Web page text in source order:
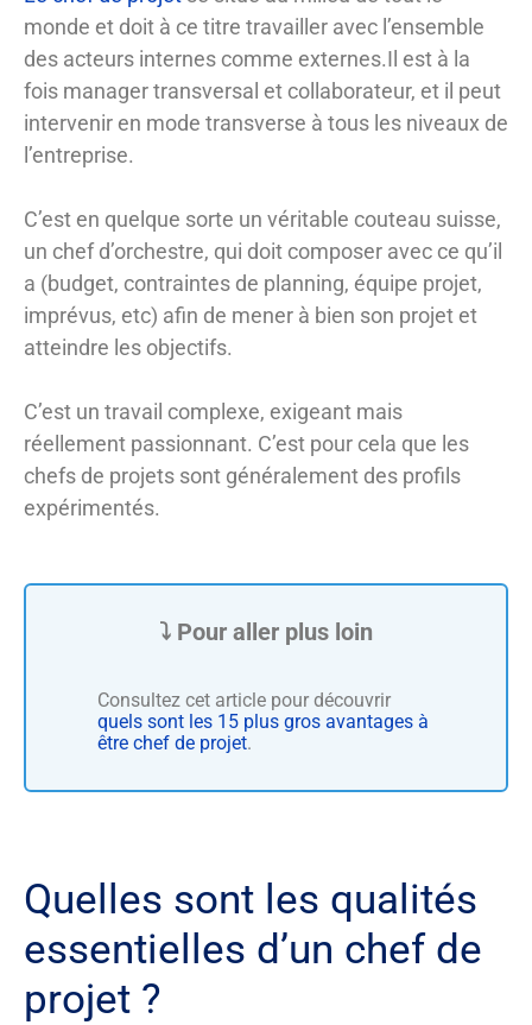
monde et doit à ce titre travailler avec l’ensemble
des acteurs internes comme externes.Il est à la
fois manager transversal et collaborateur, et il peut
intervenir en mode transverse à tous les niveaux de
l’entreprise.
C’est en quelque sorte un véritable couteau suisse,
un chef d’orchestre, qui doit composer avec ce qu’il
a (budget, contraintes de planning, équipe projet,
imprévus, etc) afin de mener à bien son projet et
atteindre les objectifs.
C’est un travail complexe, exigeant mais
réellement passionnant. C’est pour cela que les
chefs de projets sont généralement des profils
expérimentés.
Consultez cet article pour découvrir
quels sont les 15 plus gros avantages à
être chef de projet.
Quelles sont les qualités
essentielles d’un chef de
projet ?